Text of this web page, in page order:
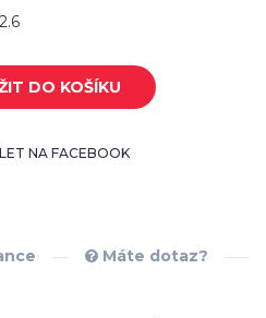
DO KOŠÍKU
NA FACEBOOK
Máte dotaz?